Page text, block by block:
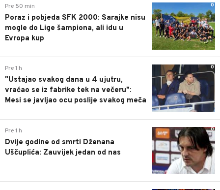
0
Pre 50 min
Poraz i pobjeda SFK 2000: Sarajke nisu
mogle do Lige šampiona, ali idu u
Evropa kup
0
Pre 1 h
"Ustajao svakog dana u 4 ujutru,
vraćao se iz fabrike tek na večeru":
Mesi se javljao ocu poslije svakog meča
0
Pre 1 h
Dvije godine od smrti Dženana
Uščuplića: Zauvijek jedan od nas